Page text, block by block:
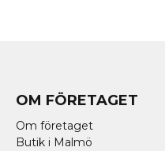
OM FÖRETAGET
Om företaget
Butik i Malmö